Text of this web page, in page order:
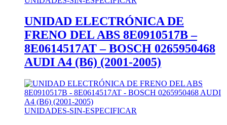
UNIDAD ELECTRÓNICA DE
FRENO DEL ABS 8E0910517B –
8E0614517AT – BOSCH 0265950468
AUDI A4 (B6) (2001-2005)
UNIDADES-SIN-ESPECIFICAR